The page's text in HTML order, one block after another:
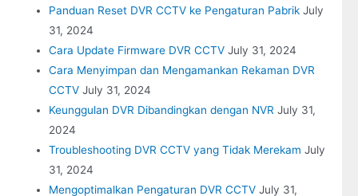
Panduan Reset DVR CCTV ke Pengaturan Pabrik July
31, 2024
Cara Update Firmware DVR CCTV July 31, 2024
Cara Menyimpan dan Mengamankan Rekaman DVR
CCTV July 31, 2024
Keunggulan DVR Dibandingkan dengan NVR July 31,
2024
Troubleshooting DVR CCTV yang Tidak Merekam July
31, 2024
Mengoptimalkan Pengaturan DVR CCTV July 31,